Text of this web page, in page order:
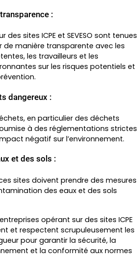
:
des sites ICPE et SEVESO sont tenues
de manière transparente avec les
les travailleurs et les
sur les risques potentiels et
dangereux :
en particulier des déchets
à des réglementations strictes
négatif sur l’environnement.
et des sols :
sites doivent prendre des mesures
des eaux et des sols
opérant sur des sites ICPE
et respectent scrupuleusement les
pour garantir la sécurité, la
et la conformité aux normes